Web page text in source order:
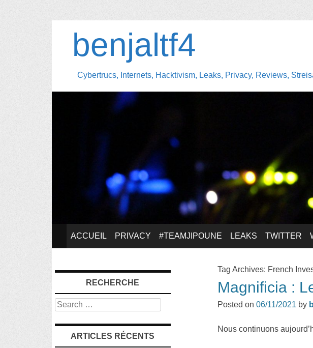
benjaltf4
Cybertrucs, Internets, Hacktivism, Leaks, Privacy, Reviews,
SKIP
CONTENT
ACCUEIL PRIVACY #TEAMJIPOUNE LEAKS TWITTER
Tag Archives: French
Magnificia :
Posted on06/11/2021 by
Nous continuons
RECHERCHE
Search
ARTICLES RÉCENTS